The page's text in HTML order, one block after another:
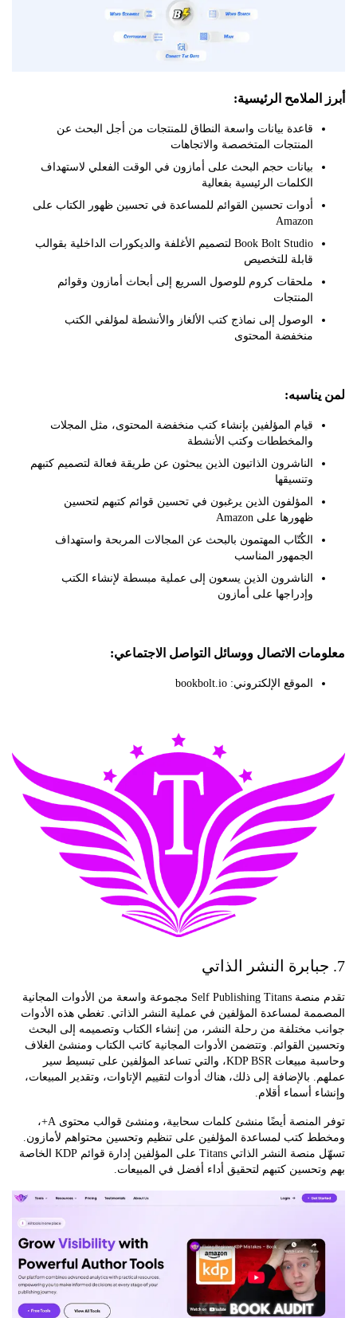
الرئيسية:
قاعدة بيانات واسعة النطاق للمنتجات من أجل البحث عن
المنتجات المتخصصة والاتجاهات
بيانات حجم البحث على أمازون في الوقت الفعلي لاستهداف
الكلمات الرئيسية بفعالية
أدوات تحسين القوائم للمساعدة في تحسين ظهور الكتاب على
Book Bolt Studio لتصميم الأغلفة والديكورات الداخلية بقوالب
قابلة للتخصيص
ملحقات كروم للوصول السريع إلى أبحاث أمازون وقوائم
الوصول إلى نماذج كتب الألغاز والأنشطة لمؤلفي الكتب
منخفضة المحتوى
قيام المؤلفين بإنشاء كتب منخفضة المحتوى، مثل المجلات
والمخططات وكتب الأنشطة
الناشرون الذاتيون الذين يبحثون عن طريقة فعالة لتصميم كتبهم
المؤلفون الذين يرغبون في تحسين قوائم كتبهم لتحسين
ظهورها على Amazon
الكُتّاب المهتمون بالبحث عن المجالات المربحة واستهداف
الجمهور المناسب
الناشرون الذين يسعون إلى عملية مبسطة لإنشاء الكتب
وإدراجها على أمازون
الاتصال ووسائل التواصل الاجتماعي:
الموقع الإلكتروني: bookbolt.io
تقدم منصة Self Publishing Titans مجموعة واسعة من الأدوات المجانية
لمساعدة المؤلفين في عملية النشر الذاتي. تغطي هذه الأدوات
مختلفة من رحلة النشر، من إنشاء الكتاب وتصميمه إلى البحث
القوائم. وتتضمن الأدوات المجانية كاتب الكتاب ومنشئ الغلاف
وحاسبة مبيعات KDP BSR، والتي تساعد المؤلفين على تبسيط سير
بالإضافة إلى ذلك، هناك أدوات لتقييم الإتاوات، وتقدير المبيعات،
أسماء أقلام.
توفر المنصة أيضًا منشئ كلمات سحابية، ومنشئ قوالب محتوى A+،
كتب لمساعدة المؤلفين على تنظيم وتحسين محتواهم لأمازون.
تسهّل منصة النشر الذاتي Titans على المؤلفين إدارة قوائم KDP الخاصة
كتبهم لتحقيق أداء أفضل في المبيعات.